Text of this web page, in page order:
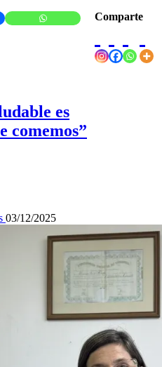
Comparte
es
comemos”
03/12/2025